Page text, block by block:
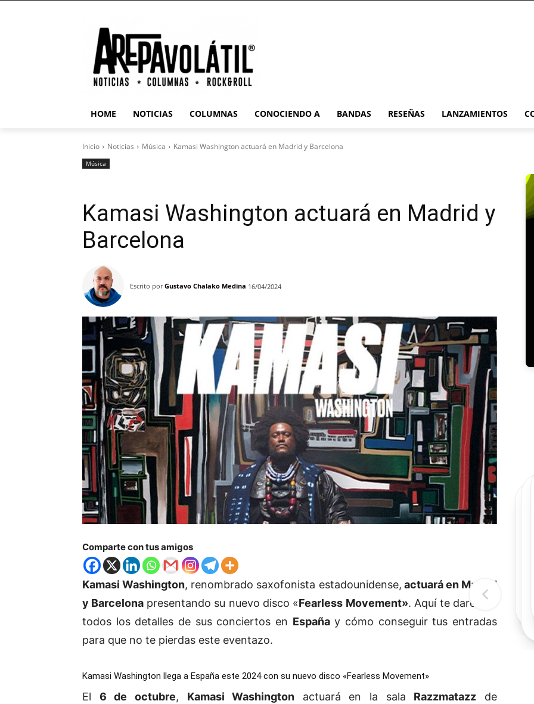
HOME NOTICIAS COLUMNAS CONOCIENDO A BANDAS RESEÑAS LANZAMIENTOS
Inicio Noticias Música Kamasi Washington actuará en Madrid y Barcelona
Música
Kamasi Washington actuará en Madrid y
Barcelona
Escrito por Gustavo Chalako Medina 16/04/2024
Comparte con tus amigos
Kamasi Washington, renombrado saxofonista estadounidense, actuará en Madrid
y Barcelona presentando su nuevo disco «Fearless Movement». Aquí te daremos
todos los detalles de sus conciertos en Españay cómo conseguir tus entradas
para que no te pierdas este eventazo.
Kamasi Washington llega a España este 2024 con su nuevo disco «Fearless Movement»
El 6 de octubre, Kamasi Washington actuará en la sala Razzmatazz de